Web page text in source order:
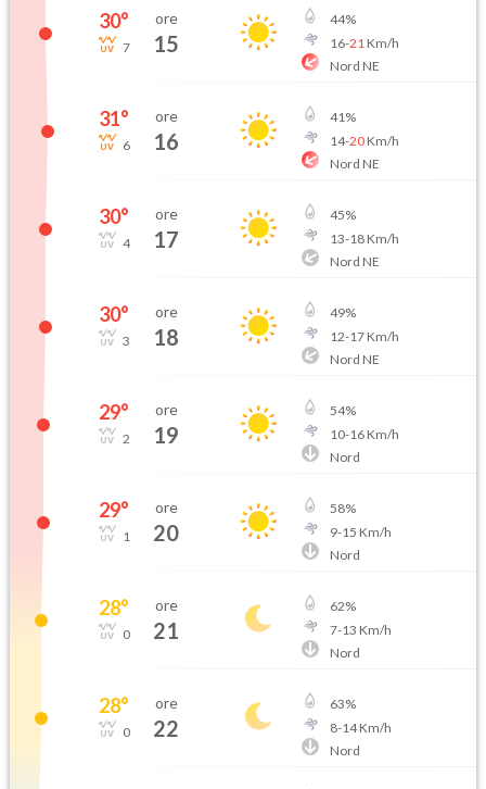
30°
7
ore
15
44%
16-21 Km/h
Nord NE
31°
6
ore
16
41%
14-20Km/h
Nord NE
30°
4
ore
17
45%
13-18Km/h
Nord NE
30°
3
ore
18
49%
12-17Km/h
Nord NE
29°
2
ore
19
54%
10-16Km/h
Nord
29°
1
ore
20
58%
9-15 Km/h
Nord
28°
0
ore
21
62%
7-13 Km/h
Nord
28°
0
ore
22
63%
8-14Km/h
Nord